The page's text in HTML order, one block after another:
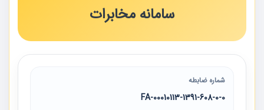
سامانه مخابرات
شماره ضابطه
00010113-1391-608-0-0-FA